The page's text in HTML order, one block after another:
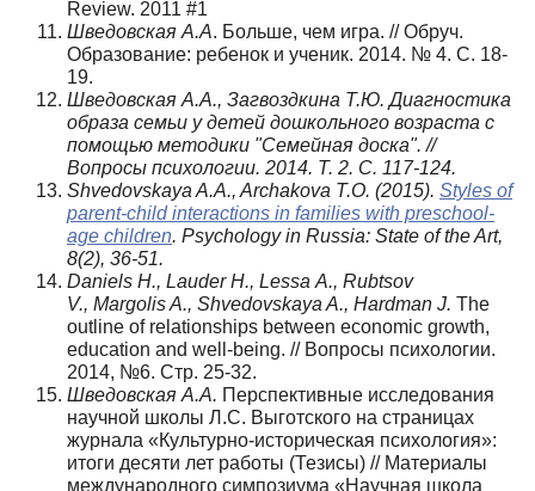
Review. 2011 #1
Шведовская А.А. Больше, чем игра. // Обруч.
Образование: ребенок и ученик. 2014. № 4. С. 18-
19.
Шведовская А.А., Загвоздкина Т.Ю. Диагностика
образа семьи у детей дошкольного возраста с
помощью методики "Семейная доска". //
Вопросы психологии. 2014. Т. 2. С. 117-124.
Shvedovskaya A.A., Archakova T.O. (2015). Styles of
parent-child interactions in families with preschool-
age children. Psychology in Russia: State of the Art,
8(2), 36-51.
Daniels H., Lauder H., Lessa A., Rubtsov
V., Margolis A., Shvedovskaya A., Hardman J. The
outline of relationships between economic growth,
education and well-being. // Вопросы психологии.
2014, №6. Стр. 25-32.
Шведовская А.А. Перспективные исследования
научной школы Л.С. Выготского на страницах
журнала «Культурно-историческая психология»:
итоги десяти лет работы (Тезисы) // Материалы
международного симпозиума «Научная школа